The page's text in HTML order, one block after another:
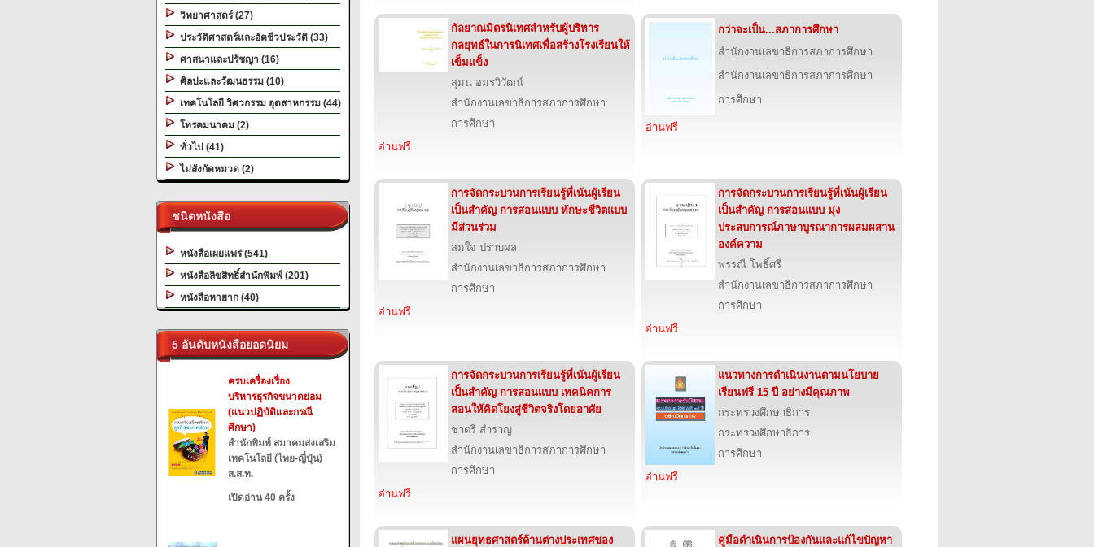
วิทยาศาสตร์ (27)
ประวัติศาสตร์และอัตชีวประวัติ (33)
ศาสนาและปรัชญา (16)
ศิลปะและวัฒนธรรม (10)
เทคโนโลยี วิศวกรรม อุตสาหกรรม (44)
โทรคมนาคม (2)
ทั่วไป (41)
ไม่สังกัดหมวด (2)
ชนิดหนังสือ
หนังสือเผยแพร่ (541)
หนังสือลิขสิทธิ์สำนักพิมพ์ (201)
หนังสือหายาก (40)
5 อันดับหนังสือยอดนิยม
ครบเครื่องเรื่อง
บริหารธุรกิจขนาดย่อม
(แนวปฏิบัติและกรณี
ศึกษา)
สำนักพิมพ์ สมาคมส่งเสริม
เทคโนโลยี (ไทย-ญี่ปุ่น)
ส.ส.ท.
เปิดอ่าน 40 ครั้ง
กัลยาณมิตรนิเทศสำหรับผู้บริหาร
กลยุทธ์ในการนิเทศเพื่อสร้างโรงเรียนให้
เข็มแข็ง
สุมน อมรวิวัฒน์
สำนักงานเลขาธิการสภาการศึกษา
การศึกษา
อ่านฟรี
กว่าจะเป็น...สภาการศึกษา
สำนักงานเลขาธิการสภาการศึกษา
สำนักงานเลขาธิการสภาการศึกษา
การศึกษา
อ่านฟรี
การจัดกระบวนการเรียนรู้ที่เน้นผู้เรียน
เป็นสำคัญ การสอนแบบ ทักษะชีวิตแบบ
มีส่วนร่วม
สมใจ ปราบผล
สำนักงานเลขาธิการสภาการศึกษา
การศึกษา
อ่านฟรี
การจัดกระบวนการเรียนรู้ที่เน้นผู้เรียน
เป็นสำคัญ การสอนแบบ มุ่ง
ประสบการณ์ภาษาบูรณาการผสมผสาน
องค์ความ
พรรณี โพธิ์ศรี
สำนักงานเลขาธิการสภาการศึกษา
การศึกษา
อ่านฟรี
การจัดกระบวนการเรียนรู้ที่เน้นผู้เรียน
เป็นสำคัญ การสอนแบบ เทคนิคการ
สอนให้คิดโยงสู่ชีวิตจริงโดยอาศัย
ชาตรี สำราญ
สำนักงานเลขาธิการสภาการศึกษา
การศึกษา
อ่านฟรี
แนวทางการดำเนินงานตามนโยบาย
เรียนฟรี 15 ปี อย่างมีคุณภาพ
กระทรวงศึกษาธิการ
กระทรวงศึกษาธิการ
การศึกษา
อ่านฟรี
แผนยุทธศาสตร์ด้านต่างประเทศของ
คู่มือดำเนินการป้องกันและแก้ไขปัญหา